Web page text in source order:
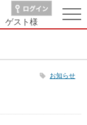
ゲスト様
お知らせ